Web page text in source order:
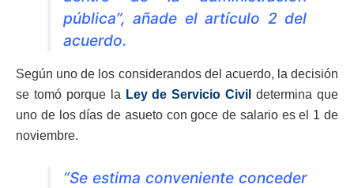
pública”, añade el artículo 2 del
acuerdo.
Según uno de los considerandos del acuerdo, la decisión
se tomó porque la Ley de Servicio Civil determina que
uno de los días de asueto con goce de salario es el 1 de
noviembre.
“Se estima conveniente conceder